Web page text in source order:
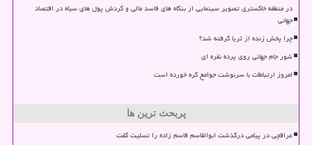
در منطقه خاکستری تصویر سینمایی از بنگاه های فاسد مالی و گردش پول های سیاه در اقتصاد
جهانی
چرا پخش زنده از ثریا گرفته شد؟
شور جام جهانی روی پرده نقره ای
امروز ارتباطات با سرنوشت جوامع گره خورده است
پربحث ترین ها
عراقچی در پیامی درگذشت ابوالقاسم قاسم زاده را تسلیت گفت